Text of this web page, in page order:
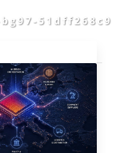
g 9 7 - 5 1 d f f 2 6 8 c 9